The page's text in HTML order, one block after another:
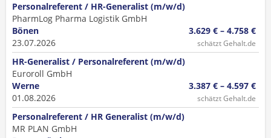
Personalreferent / HR-Generalist (m/w/d)
PharmLog Pharma Logistik GmbH
Bönen
23.07.2026
3.629 € – 4.758 €
schätzt Gehalt.de
HR-Generalist / Personalreferent (m/w/d)
Euroroll GmbH
Werne
01.08.2026
3.387 € – 4.597 €
schätzt Gehalt.de
Personalreferent / HR Generalist (m/w/d)
MR PLAN GmbH